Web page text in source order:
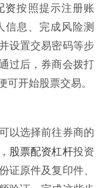
资按照提示注册账
信息、完成风险测
设置交易密码等步
过后，券商会拨打
可开始股票交易。
以选择前往券商的
股票配资杠杆投资
证原件及复印件、